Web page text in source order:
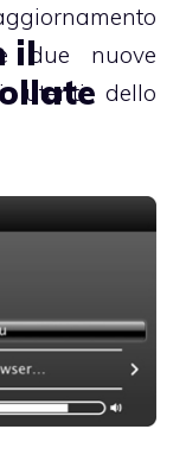
due nuove
dello
il